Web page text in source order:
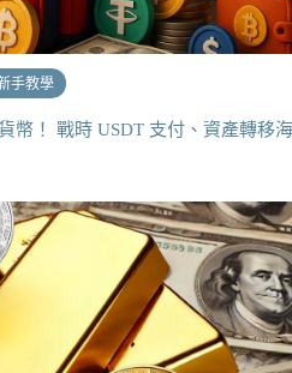
手教學
幣！ 戰時 USDT 支付、資產轉移